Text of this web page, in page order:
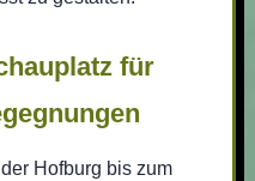
für
Hofburg bis zum